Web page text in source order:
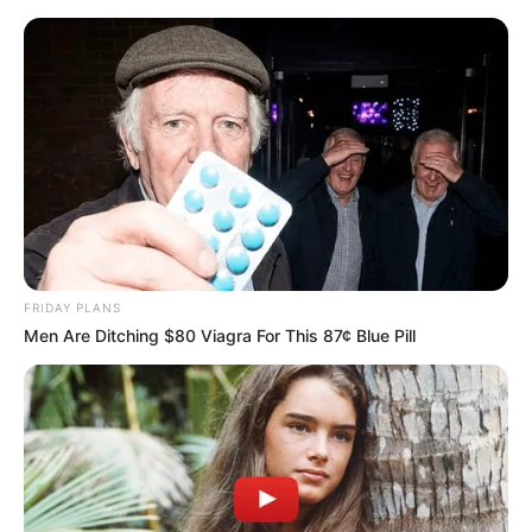
Colar diferenciado feito com
garrafa PET
FRIDAY PLANS
Men Are Ditching $80 Viagra For This 87¢ Blue Pill